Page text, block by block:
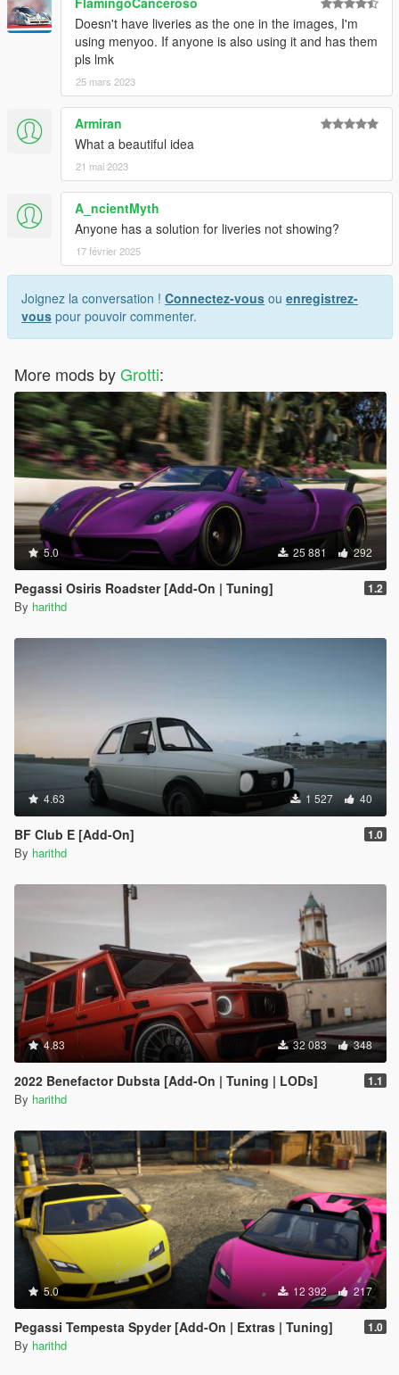
Doesn't have liveries as the one in the images, I'm
using menyoo. If anyone is also using it and has them
pls lmk
25 mars 2023
Armiran
What a beautiful idea
21 mai 2023
A_ncientMyth
Anyone has a solution for liveries not showing?
17 février 2025
Joignez la conversation ! Connectez-vous ou enregistrez-
vous pour pouvoir commenter.
More mods byGrotti:
5.0 25 881 292
Pegassi Osiris Roadster [Add-On | Tuning] 1.2
By harithd
4.63 1 527 40
BF Club E [Add-On] 1.0
By harithd
4.83 32 083 348
2022 Benefactor Dubsta [Add-On | Tuning | LODs] 1.1
By harithd
5.0 12 392 217
Pegassi Tempesta Spyder [Add-On | Extras | Tuning] 1.0
By harithd